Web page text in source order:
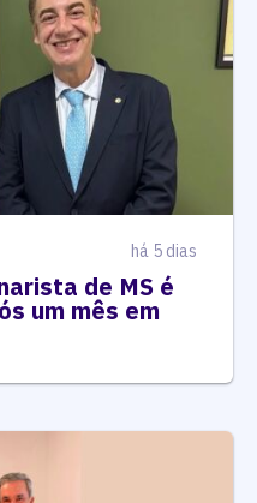
há 5 dias
de MS é
um mês em